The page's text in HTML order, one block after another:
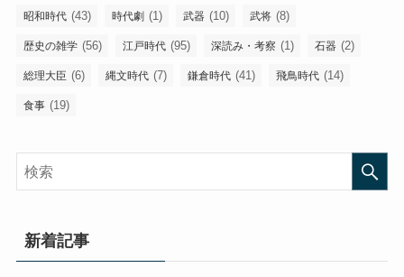
昭和時代 (43) 時代劇 (1) 武器 (10) 武将 (8)
歴史の雑学 (56) 江戸時代 (95) 深読み・考察 (1) 石器 (2)
総理大臣 (6) 縄文時代 (7) 鎌倉時代 (41) 飛鳥時代 (14)
食事 (19)
新着記事